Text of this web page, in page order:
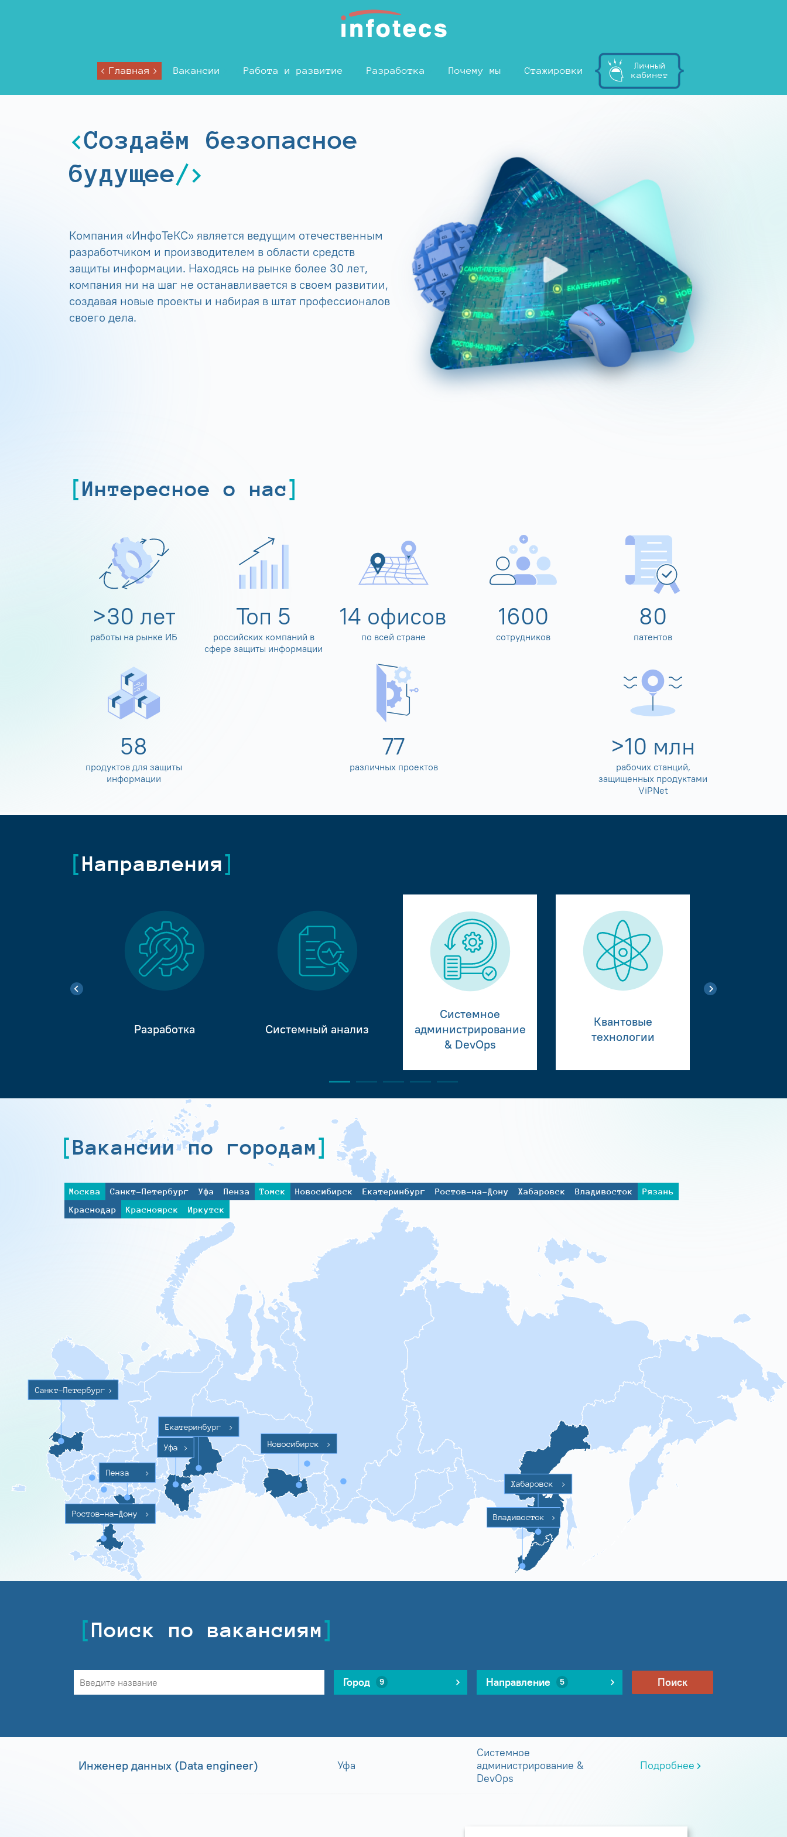
Главная Вакансии Работа и развитие Разработка Почему мы Стажировки
Личный
кабинет
Создаём безопасное
будущее
Компания «ИнфоТеКС» является ведущим отечественным
разработчиком и производителем в области средств
защиты информации. Находясь на рынке более 30 лет,
компания ни на шаг не останавливается в своем развитии,
создавая новые проекты и набирая в штат профессионалов
своего дела.
Интересное о нас
>30 лет
работы на рынке ИБ
Топ 5
российских компаний в
сфере защиты информации
14 офисов
по всей стране
1600
сотрудников
80
патентов
60
продуктов для защиты
информации
80
различных проектов
>10 млн
рабочих станций,
защищенных продуктами
ViPNet
Направления
Разработка Системный анализ
Системное
администрирование
& DevOps
Квантовые
технологии
Вакансии по городам
Москва Санкт-Петербург Уфа Пенза Томск Новосибирск Екатеринбург Ростов-на-Дону Хабаровск Владивосток
Рязань
Краснодар
Красноярск Иркутск
Санкт-Петербург >
Ростов-на-Дону >
Пенза >
Уфа >
Екатеринбург
>
Новосибирск
>
Хабаровск >
Владивосток >
Поиск по вакансиям
Город 9 Направление 5 Поиск
Инженер данных (Data engineer) Уфа
Системное
администрирование &
DevOps
Подробнее